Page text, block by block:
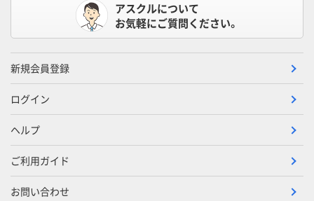
アスクルについて
お気軽にご質問ください。
新規会員登録
ログイン
ヘルプ
ご利用ガイド
お問い合わせ